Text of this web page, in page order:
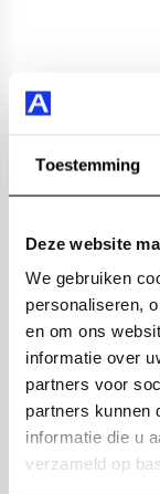
Toestemming
Deze website
We gebruiken
personaliseren,
en om ons
informatie over
partners voor
partners kunnen
informatie die u
verzameld op